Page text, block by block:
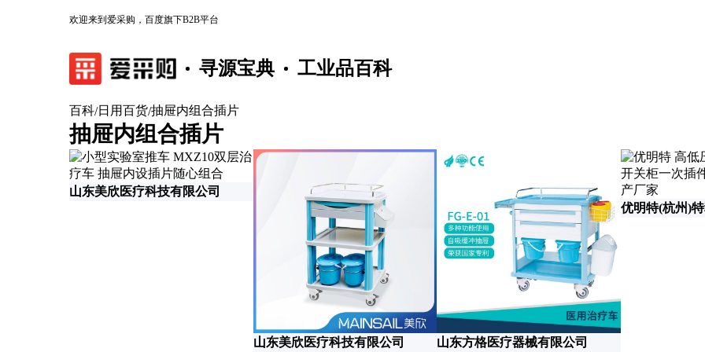
欢迎来到爱采购，百度旗下B2B平台
寻源宝典 工业品百科
百科/日用百货/抽屉内组合插片
抽屉内组合插片
山东美欣医疗科技有限公司
山东美欣医疗科技有限公司 山东方格医疗器械有限公司
优明特(杭州)